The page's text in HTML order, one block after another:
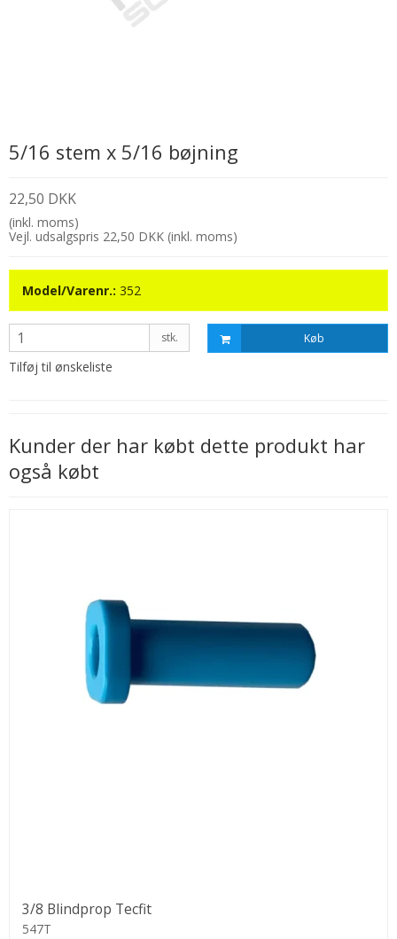
5/16 stem x 5/16 bøjning
22,50 DKK
(inkl. moms)
Vejl. udsalgspris 22,50 DKK (inkl. moms)
Model/Varenr.: 352
stk. Køb
Tilføj til ønskeliste
Kunder der har købt dette produkt har
også købt
3/8 Blindprop Tecfit
547T